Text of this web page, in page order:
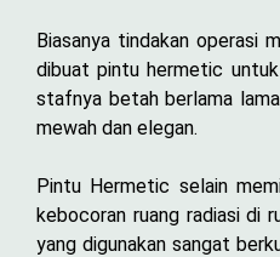
Biasanya tindakan operasi
dibuat pintu hermetic
stafnya betah berlama
mewah dan elegan.
Pintu Hermetic selain
kebocoran ruang radiasi di
yang digunakan sangat